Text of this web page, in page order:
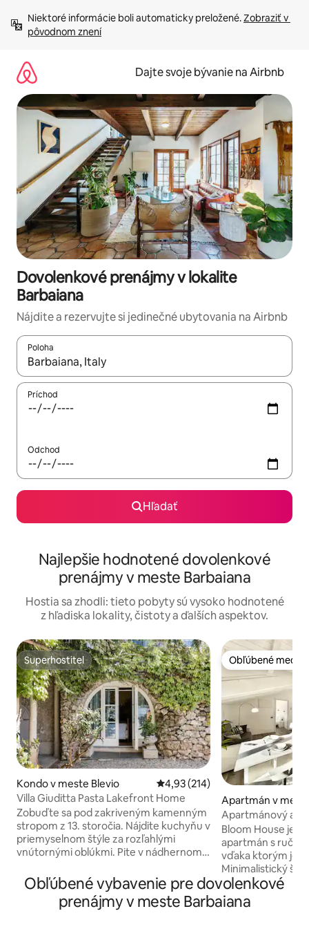
obsah.
Niektoré informácie boli automaticky preložené. Zobraziť v
pôvodnom znení
Dajte svoje bývanie na Airbnb
Dovolenkové prenájmy v lokalite
Barbaiana
Nájdite a rezervujte si jedinečné ubytovania na Airbnb
Poloha
Keď budú výsledky k dispozícii, môžete si ich prechádzať
Príchod
Odchod
Hľadať
Najlepšie hodnotené dovolenkové
prenájmy v meste Barbaiana
Hostia sa zhodli: tieto pobyty sú vysoko hodnotené
z hľadiska lokality, čistoty a ďalších aspektov.
Superhostiteľ
Superhostiteľ
Kondo v meste Blevio Priemerné ohodnotenie 4,93 z
4,93 (214)
Villa Giuditta Pasta Lakefront Home
Zobuďte sa pod zakriveným kamenným
stropom z 13. storočia. Nájdite kuchyňu v
priemyselnom štýle za rozľahlými
vnútornými oblúkmi. Pite v nádhernom
hojdacej siete. Vstúpte priamo do jazera
Como zo slnečných záhradných terás.
CIR: 013026-CNI–00010 Prízemný dom je
Obľúbené medzi
Obľúbené medzi
Apartmán v
Milanese
Apartmánový
samoobslužné
Bloom House je
apartmán s
vďaka ktorým je
Minimalistický
dekoratívne
príjemnú a
vybavený
Obľúbené vybavenie pre dovolenkové
prenájmy v meste Barbaiana